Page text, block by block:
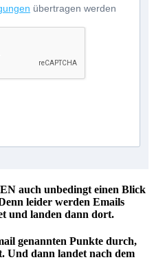
übertragen werden
auch unbedingt einen Blick
leider werden Emails
und landen dann dort.
genannten Punkte durch,
Und dann landet nach dem